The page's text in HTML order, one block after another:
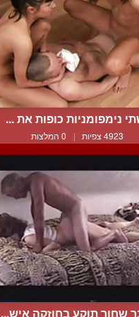
נימפומניות כופות את ...
4923 צפיות | 0 המלצות
שחור תוקע בחוזקה איש...